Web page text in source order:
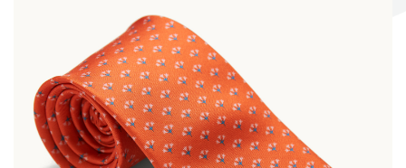
Σκηνογράφοι / Δημιουργοί
Κεντρικό Βιβλιοπωλείο
Πωλητήριο Rex
Πωλητήριο Επίδαυρος
Προτάσεις συνεργασίας